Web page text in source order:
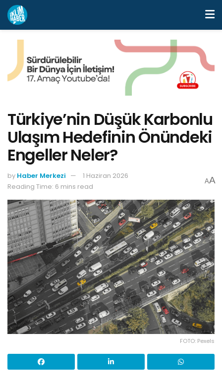
Türkiye’nin Düşük Karbonlu
Ulaşım Hedefinin Önündeki
Engeller Neler?
by Haber Merkezi
1 Haziran 2026
Reading Time: 6 mins read
AA
FOTO: Pexels